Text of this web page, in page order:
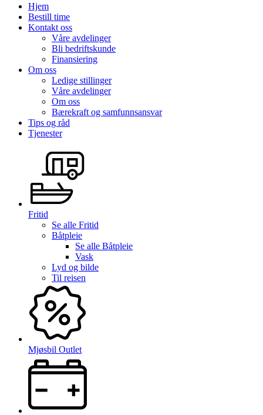
Hjem
Bestill time
Kontakt oss
Våre avdelinger
Bli bedriftskunde
Finansiering
Om oss
Ledige stillinger
Våre avdelinger
Om oss
Bærekraft og samfunnsansvar
Tips og råd
Tjenester
Fritid
Se alle Fritid
Båtpleie
Se alle Båtpleie
Vask
Lyd og bilde
Til reisen
Mjøsbil Outlet